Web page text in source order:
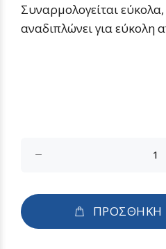
Συναρμολογείται
αναδιπλώνει για εύκολη
ΠΡΟΣΘΗΚΗ